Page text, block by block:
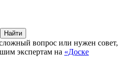
Найти
вопрос или нужен совет,
экспертам на «Доске